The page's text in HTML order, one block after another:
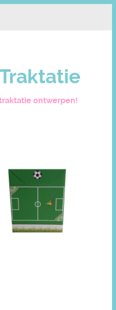
ontwerpen!